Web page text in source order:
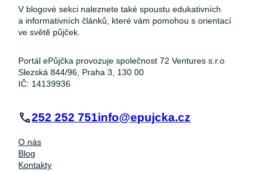
V blogové sekci naleznete také spoustu edukativních
a informativních článků, které vám pomohou s orientací
ve světě půjček.
Portál ePůjčka provozuje společnost 72 Ventures s.r.o
Slezská 844/96, Praha 3, 130 00
IČ: 14139936
252 252 751info@epujcka.cz
O nás
Blog
Kontakty